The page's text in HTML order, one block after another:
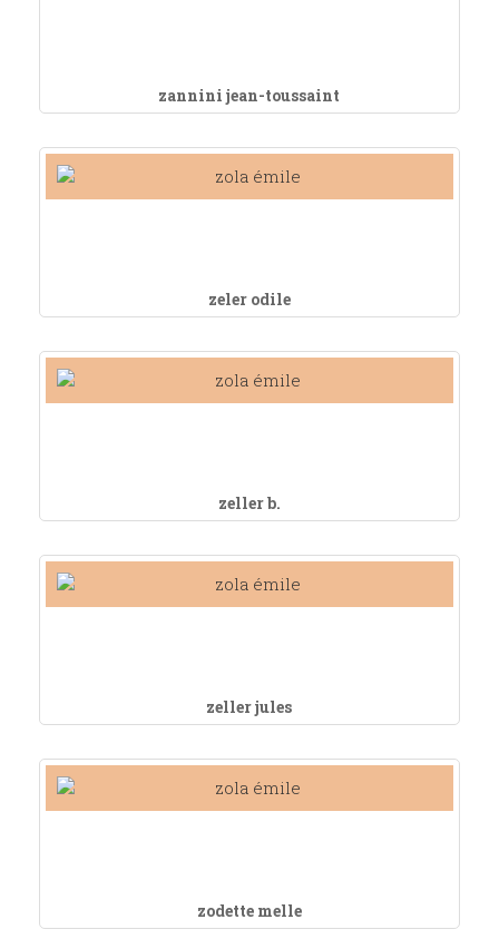
zannini jean-toussaint
zeler odile
zeller b.
zeller jules
zodette melle